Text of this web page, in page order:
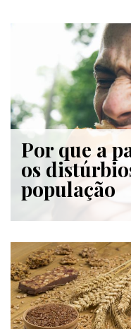
Por que a
os
população